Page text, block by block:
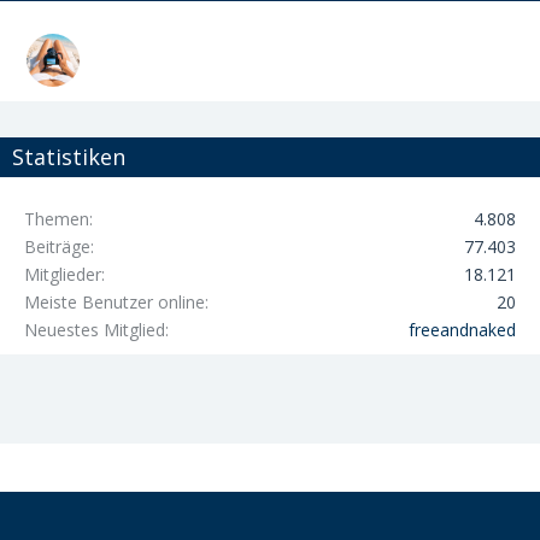
Statistiken
Themen
4.808
Beiträge
77.403
Mitglieder
18.121
Meiste Benutzer online
20
Neuestes Mitglied
freeandnaked